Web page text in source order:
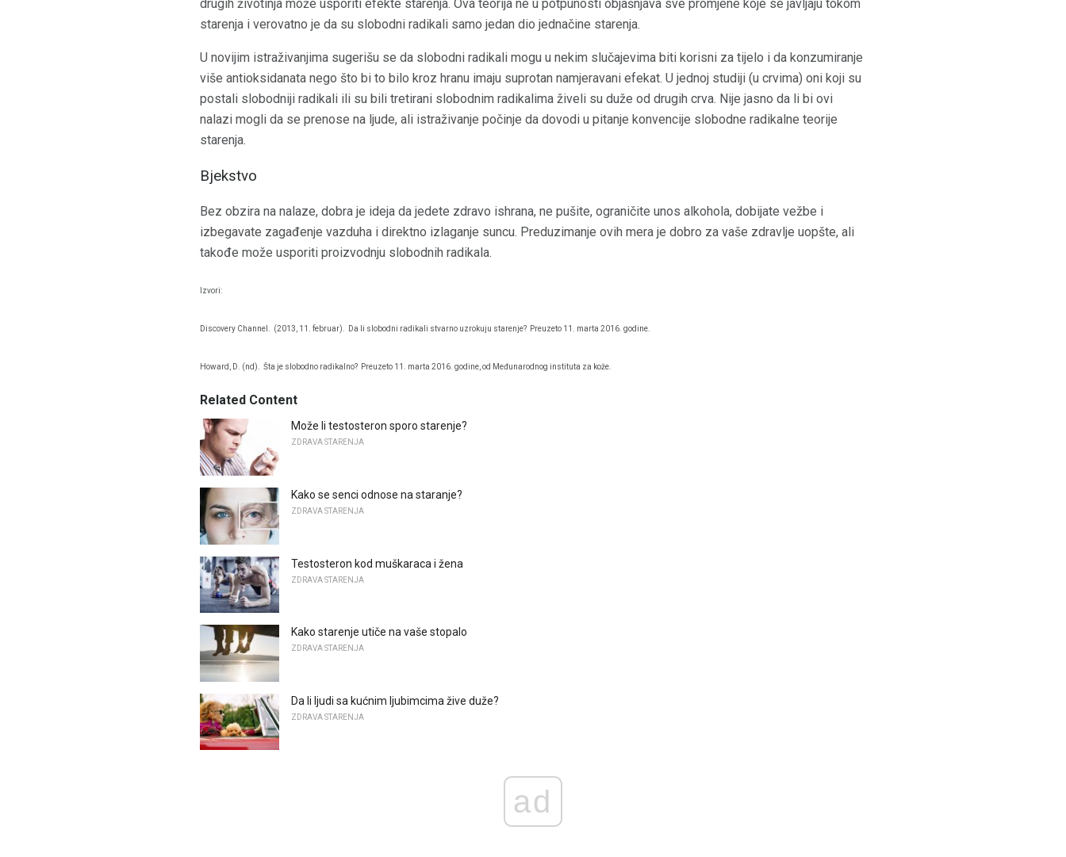
drugih životinja može usporiti efekte starenja. Ova teorija ne u potpunosti objašnjava sve promjene koje se javljaju tokom
starenja i verovatno je da su slobodni radikali samo jedan dio jednačine starenja.
U novijim istraživanjima sugerišu se da slobodni radikali mogu u nekim slučajevima biti korisni za tijelo i da konzumiranje
više antioksidanata nego što bi to bilo kroz hranu imaju suprotan namjeravani efekat. U jednoj studiji (u crvima) oni koji su
postali slobodniji radikali ili su bili tretirani slobodnim radikalima živeli su duže od drugih crva. Nije jasno da li bi ovi
nalazi mogli da se prenose na ljude, ali istraživanje počinje da dovodi u pitanje konvencije slobodne radikalne teorije
starenja.
Bjekstvo
Bez obzira na nalaze, dobra je ideja da jedete zdravo ishrana, ne pušite, ograničite unos alkohola, dobijate vežbe i
izbegavate zagađenje vazduha i direktno izlaganje suncu. Preduzimanje ovih mera je dobro za vaše zdravlje uopšte, ali
takođe može usporiti proizvodnju slobodnih radikala.
Izvori:
Discovery Channel. (2013, 11. februar). Da li slobodni radikali stvarno uzrokuju starenje? Preuzeto 11. marta 2016. godine.
Howard, D. (nd). Šta je slobodno radikalno? Preuzeto 11. marta 2016. godine, od Međunarodnog instituta za kože.
Related Content
Može li testosteron sporo starenje?
ZDRAVA STARENJA
Kako se senci odnose na staranje?
ZDRAVA STARENJA
Testosteron kod muškaraca i žena
ZDRAVA STARENJA
Kako starenje utiče na vaše stopalo
ZDRAVA STARENJA
Da li ljudi sa kućnim ljubimcima žive duže?
ZDRAVA STARENJA
ad